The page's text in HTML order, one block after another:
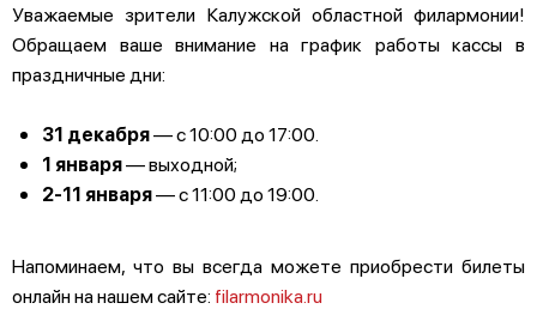
Уважаемые зрители Калужской областной филармонии!
Обращаем ваше внимание на график работы кассы в
праздничные дни:⁣
31 декабря— с 10:00 до 17:00.
1 января— выходной;
2-11 января— с 11:00 до 19:00.
Напоминаем, что вы всегда можете приобрести билеты
онлайн на нашем сайте: filarmonika.ru